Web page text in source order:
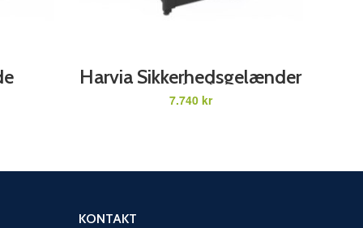
Harvia Sikkerhedsgelænder
– Cilindro
kr
KONTAKT